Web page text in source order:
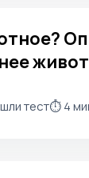
тест⏱️ 4